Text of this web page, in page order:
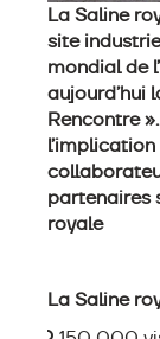
La Saline
site
mondial de
aujourd’hui
Rencontre
partenaires
royale
La Saline